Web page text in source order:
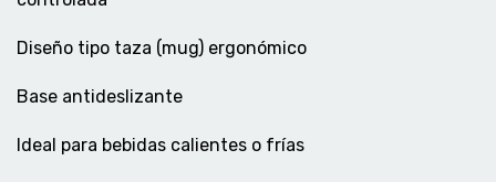
Diseño tipo taza (mug) ergonómico
Base antideslizante
Ideal para bebidas calientes o frías